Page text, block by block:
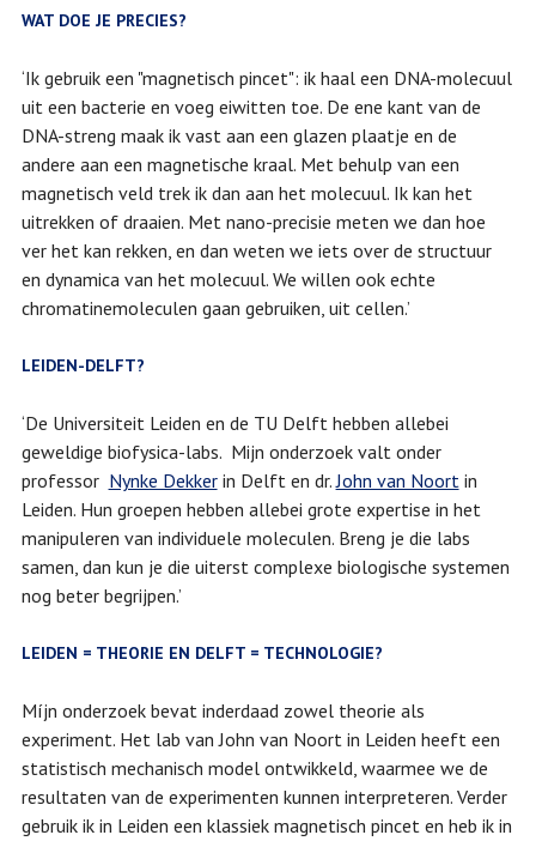
WAT DOE JE PRECIES?
‘Ik gebruik een "magnetisch pincet": ik haal een DNA-molecuul
uit een bacterie en voeg eiwitten toe. De ene kant van de
DNA-streng maak ik vast aan een glazen plaatje en de
andere aan een magnetische kraal. Met behulp van een
magnetisch veld trek ik dan aan het molecuul. Ik kan het
uitrekken of draaien. Met nano-precisie meten we dan hoe
ver het kan rekken, en dan weten we iets over de structuur
en dynamica van het molecuul. We willen ook echte
chromatinemoleculen gaan gebruiken, uit cellen.’
LEIDEN-DELFT?
‘De Universiteit Leiden en de TU Delft hebben allebei
geweldige biofysica-labs. Mijn onderzoek valt onder
professor Nynke Dekkerin Delft en dr.John van Noortin
Leiden. Hun groepen hebben allebei grote expertise in het
manipuleren van individuele moleculen. Breng je die labs
samen, dan kun je die uiterst complexe biologische systemen
nog beter begrijpen.’
LEIDEN = THEORIE EN DELFT = TECHNOLOGIE?
Míjn onderzoek bevat inderdaad zowel theorie als
experiment. Het lab van John van Noort in Leiden heeft een
statistisch mechanisch model ontwikkeld, waarmee we de
resultaten van de experimenten kunnen interpreteren. Verder
gebruik ik in Leiden een klassiek magnetisch pincet en heb ik in